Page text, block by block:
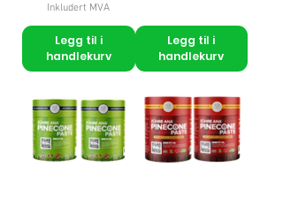
Inkludert MVA
Legg til i
handlekurv
Legg til i
handlekurv